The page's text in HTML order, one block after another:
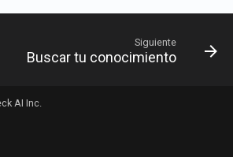
Siguiente
Buscar tu conocimiento
AI Inc.